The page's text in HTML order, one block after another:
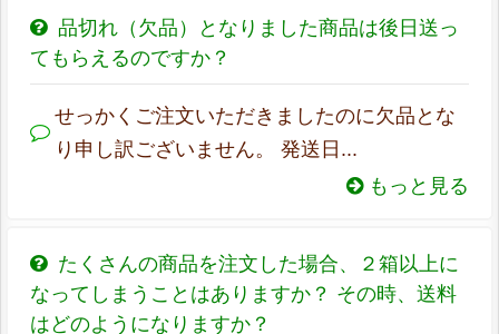
品切れ（欠品）となりました商品は後日送っ
てもらえるのですか？
せっかくご注文いただきましたのに欠品とな
り申し訳ございません。 発送日...
もっと見る
たくさんの商品を注文した場合、２箱以上に
なってしまうことはありますか？ その時、送料
はどのようになりますか？